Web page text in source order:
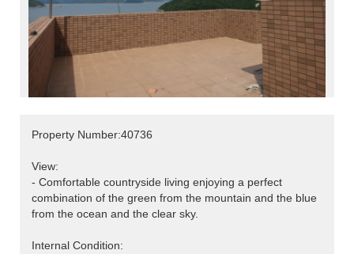
Property Number:40736
View:
- Comfortable countryside living enjoying a perfect
combination of the green from the mountain and the blue
from the ocean and the clear sky.
Internal Condition: